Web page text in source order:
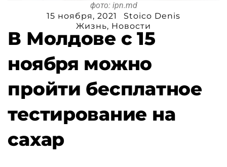
фото: ipn.md
15 ноября, 2021
Stoico Denis
Жизнь, Новости
В Молдове с 15
ноября можно
пройти бесплатное
тестирование на
сахар